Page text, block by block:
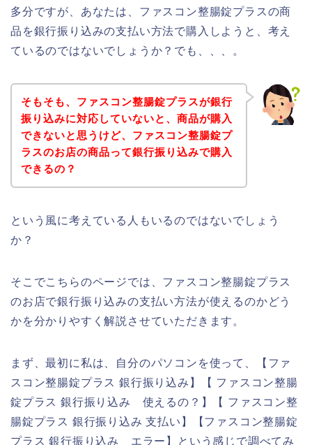
多分ですが、あなたは、ファスコン整腸錠プラスの商
品を銀行振り込みの支払い方法で購入しようと、考え
ているのではないでしょうか？でも、、、。
そもそも、ファスコン整腸錠プラスが銀行
振り込みに対応していないと、商品が購入
できないと思うけど、ファスコン整腸錠プ
ラスのお店の商品って銀行振り込みで購入
できるの？
という風に考えている人もいるのではないでしょう
か？
そこでこちらのページでは、ファスコン整腸錠プラス
のお店で銀行振り込みの支払い方法が使えるのかどう
かを分かりやすく解説させていただきます。
まず、最初に私は、自分のパソコンを使って、【ファ
スコン整腸錠プラス 銀行振り込み】【 ファスコン整腸
錠プラス 銀行振り込み 使えるの？】【 ファスコン整
腸錠プラス 銀行振り込み 支払い】【ファスコン整腸錠
プラス 銀行振り込み エラー】という感じで調べてみ